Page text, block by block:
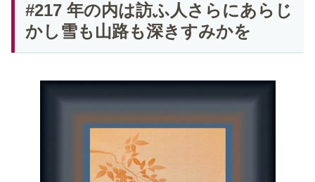
#217 年の内は訪ふ人さらにあらじ
かし雪も山路も深きすみかを